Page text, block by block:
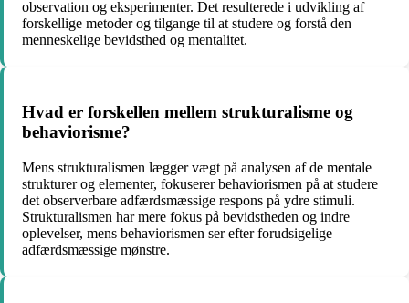
observation og eksperimenter. Det resulterede i udvikling af
forskellige metoder og tilgange til at studere og forstå den
menneskelige bevidsthed og mentalitet.
Hvad er forskellen mellem strukturalisme og
behaviorisme?
Mens strukturalismen lægger vægt på analysen af de mentale
strukturer og elementer, fokuserer behaviorismen på at studere
det observerbare adfærdsmæssige respons på ydre stimuli.
Strukturalismen har mere fokus på bevidstheden og indre
oplevelser, mens behaviorismen ser efter forudsigelige
adfærdsmæssige mønstre.